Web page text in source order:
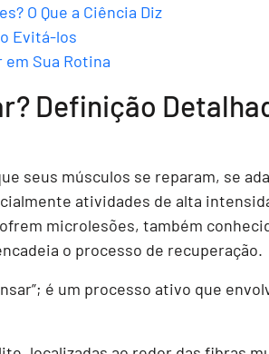
O Que a Ciência Diz
Evitá-los
Sua Rotina
Definição
seus músculos se reparam, se
atividades de alta
microlesões, também
o processo de recuperação.
é um processo ativo que